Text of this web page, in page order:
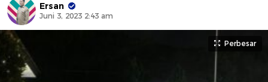
Ersan
Juni 3, 2023 2:43 am
Perbesar